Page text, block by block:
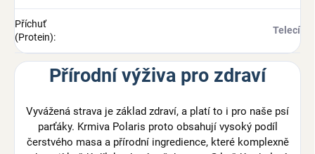
Příchuť
(Protein):
Telecí
Přírodní výživa pro zdraví
Vyvážená strava je základ zdraví, a platí to i pro naše psí
parťáky. Krmiva Polaris proto obsahují vysoký podíl
čerstvého masa a přírodní ingredience, které komplexně